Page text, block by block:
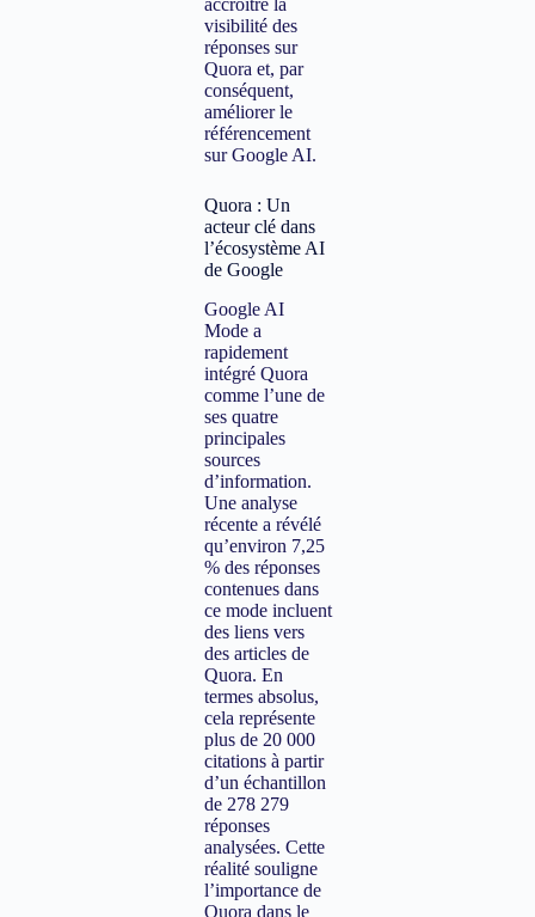
accroître la
visibilité des
réponses sur
Quora et, par
conséquent,
améliorer le
référencement
sur Google AI.
Quora : Un
acteur clé dans
l’écosystème AI
de Google
Google AI
Mode a
rapidement
intégré Quora
comme l’une de
ses quatre
principales
sources
d’information.
Une analyse
récente a révélé
qu’environ 7,25
% des réponses
contenues dans
ce mode incluent
des liens vers
des articles de
Quora. En
termes absolus,
cela représente
plus de 20 000
citations à partir
d’un échantillon
de 278 279
réponses
analysées. Cette
réalité souligne
l’importance de
Quora dans le